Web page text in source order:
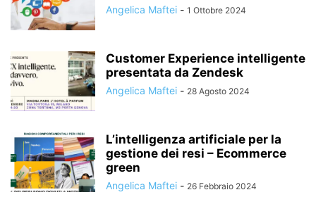
Angelica Maftei - 1 Ottobre 2024
Customer Experience intelligente
presentata da Zendesk
Angelica Maftei - 28 Agosto 2024
L’intelligenza artificiale per la
gestione dei resi – Ecommerce
green
Angelica Maftei - 26 Febbraio 2024